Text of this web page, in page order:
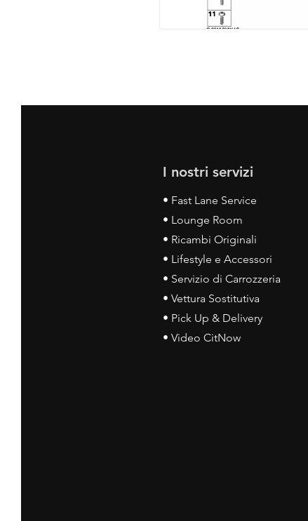
I nostri servizi
• Fast Lane Service
• Lounge Room
• Ricambi Originali
• Lifestyle e Accessori
• Servizio di Carrozzeria
• Vettura Sostitutiva
• Pick Up & Delivery
• Video CitNow